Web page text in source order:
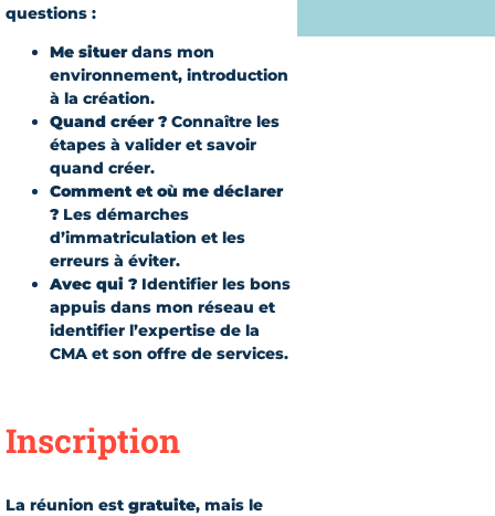
questions :
Me situerdans mon
environnement, introduction
à la création.
Quand créer ? Connaître les
étapes à valider et savoir
quand créer.
Comment et où me déclarer
? Les démarches
d’immatriculation et les
erreurs à éviter.
Avec qui ? Identifier les bons
appuis dans mon réseau et
identifier l’expertise de la
CMA et son offre de services.
Inscription
La réunion est gratuite, mais le